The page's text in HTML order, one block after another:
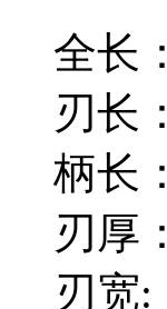
全长
刃长
柄长
刃厚
刃宽: